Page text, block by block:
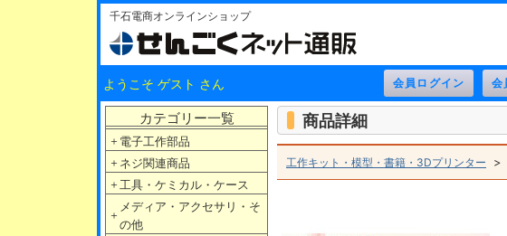
千石電商オンラインショップ
ようこそ ゲスト さん
カテゴリー一覧
＋ 電子工作部品
＋ ネジ関連商品
＋ 工具・ケミカル・ケース
＋
メディア・アクセサリ・そ
の他
商品詳細
工作キット・模型・書籍・3Dプリンター >